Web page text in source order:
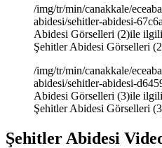
/img/tr/min/canakkale/
abidesi/sehitler-abidesi-
Abidesi Görselleri (2)ile
Şehitler Abidesi Görselleri
/img/tr/min/canakkale/
abidesi/sehitler-abidesi-
Abidesi Görselleri (3)ile
Şehitler Abidesi Görselleri
Şehitler Abidesi